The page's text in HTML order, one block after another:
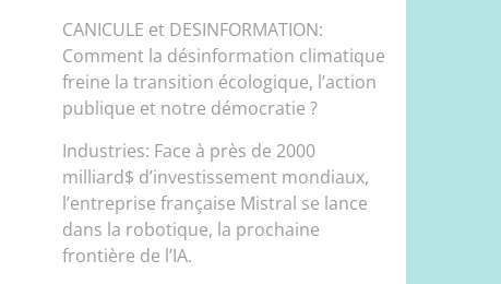
CANICULE et DESINFORMATION:
Comment la désinformation climatique
freine la transition écologique, l’action
publique et notre démocratie ?
Industries: Face à près de 2000
milliard$ d’investissement mondiaux,
l’entreprise française Mistral se lance
dans la robotique, la prochaine
frontière de l’IA.